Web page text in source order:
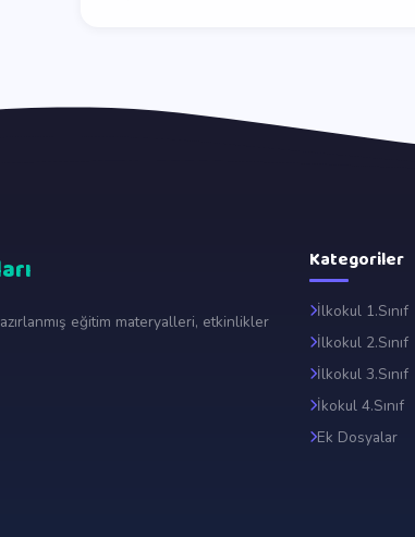
eğitim materyalleri, etkinlikler
Kategoriler
İlkokul 1.Sınıf
İlkokul 2.Sınıf
İlkokul 3.Sınıf
İkokul 4.Sınıf
Ek Dosyalar